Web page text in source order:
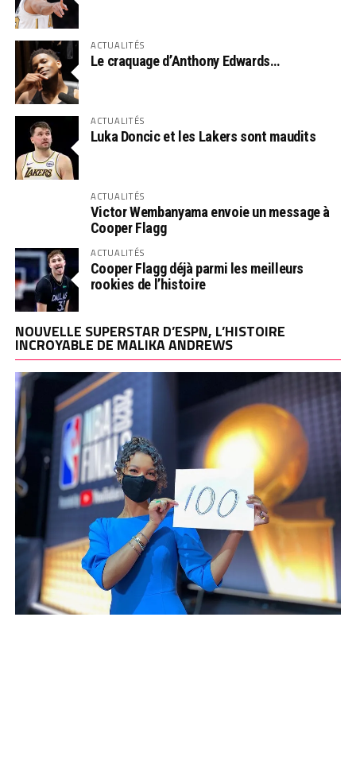
ACTUALITÉS
Le craquage d’Anthony Edwards…
ACTUALITÉS
Luka Doncic et les Lakers sont maudits
ACTUALITÉS
Victor Wembanyama envoie un message à
Cooper Flagg
ACTUALITÉS
Cooper Flagg déjà parmi les meilleurs
rookies de l’histoire
NOUVELLE SUPERSTAR D’ESPN, L’HISTOIRE
INCROYABLE DE MALIKA ANDREWS